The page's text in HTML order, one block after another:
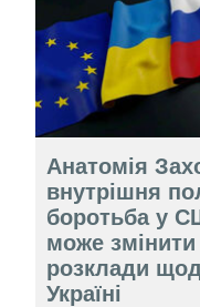
Анатомія
внутрішня
боротьба у
може змінити
розклади
Україні